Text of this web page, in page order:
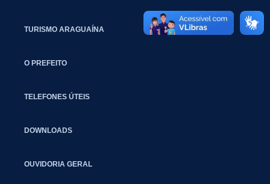
TURISMO ARAGUAÍNA
O PREFEITO
TELEFONES ÚTEIS
DOWNLOADS
OUVIDORIA GERAL